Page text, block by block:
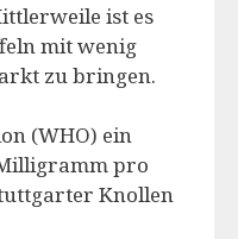
ist es
mit wenig
zu bringen.
(WHO) ein
pro
Knollen